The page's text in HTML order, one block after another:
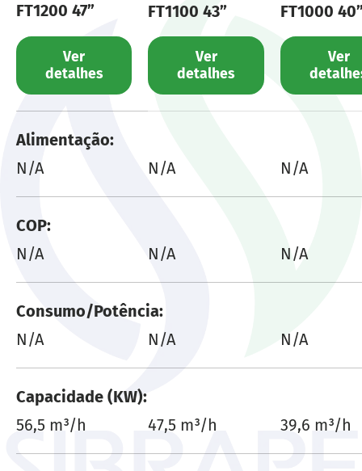
FT1200 47”
Ver
detalhes
FT1100 43”
Ver
detalhes
FT1000
Ver
Alimentação
N/A
N/A N/A
COP
N/A
N/A N/A
Consumo/Potência
N/A
N/A N/A
Capacidade (KW)
56,5 m³/h
47,5 m³/h 39,6 m³/h